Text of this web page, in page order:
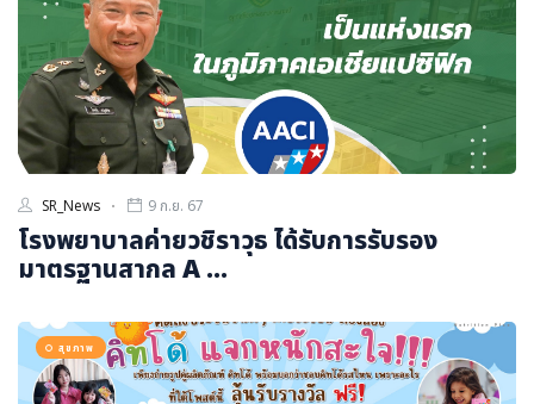
SR_News 9 ก.ย. 67
โรงพยาบาลค่ายวชิราวุธ ได้รับการรับรอง
มาตรฐานสากล A ...
สุขภาพ